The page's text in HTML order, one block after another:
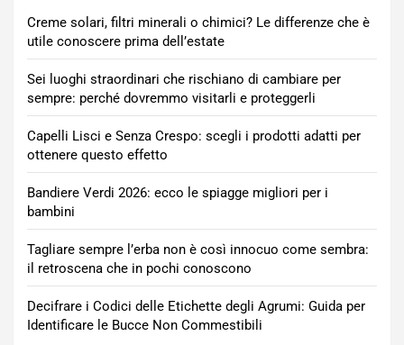
Creme solari, filtri minerali o chimici? Le differenze che è
utile conoscere prima dell’estate
Sei luoghi straordinari che rischiano di cambiare per
sempre: perché dovremmo visitarli e proteggerli
Capelli Lisci e Senza Crespo: scegli i prodotti adatti per
ottenere questo effetto
Bandiere Verdi 2026: ecco le spiagge migliori per i
bambini
Tagliare sempre l’erba non è così innocuo come sembra:
il retroscena che in pochi conoscono
Decifrare i Codici delle Etichette degli Agrumi: Guida per
Identificare le Bucce Non Commestibili